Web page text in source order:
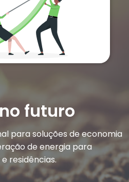
futuro
para soluções de economia
de energia para
residências.